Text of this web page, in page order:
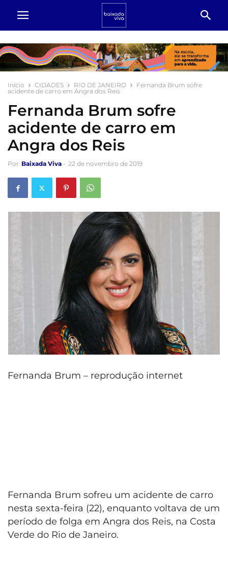
Início CIDADES RIO DE JANEIRO
Fernanda Brum sofre
acidente de carro em Angra dos Reis
Fernanda Brum sofre
acidente de carro em
Angra dos Reis
Por Baixada Viva - 22 de novembro de 2019
Fernanda Brum – reprodução internet
Fernanda Brum sofreu um acidente de carro
nesta sexta-feira (22), enquanto voltava de um
período de folga em Angra dos Reis, na Costa
Verde do Rio de Janeiro.